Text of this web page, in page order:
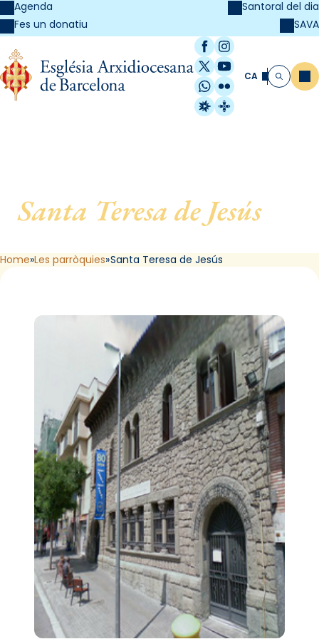
Agenda
Fes un donatiu
Santoral del dia
SAVA
Facebook
Instagram
X / Twitter
YouTube
WhatsApp
Flickr
Radio Estel
Catalunya
CA Cerca
Santa Teresa de Jesús, de
Barcelona
Home Les parròquies Santa Teresa de Jesús